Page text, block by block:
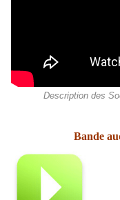
Description des
Bande